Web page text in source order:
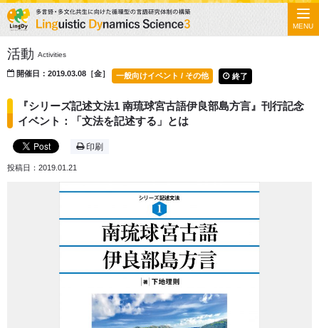
活動 Activities
開催日：2019.03.08［金］ 一般向けイベント / その他 終了
『シリーズ記述文法1 南琉球宮古語伊良部島方言』刊行記念
イベント：「文法を記述する」とは
印刷
投稿日：2019.01.21
MENU